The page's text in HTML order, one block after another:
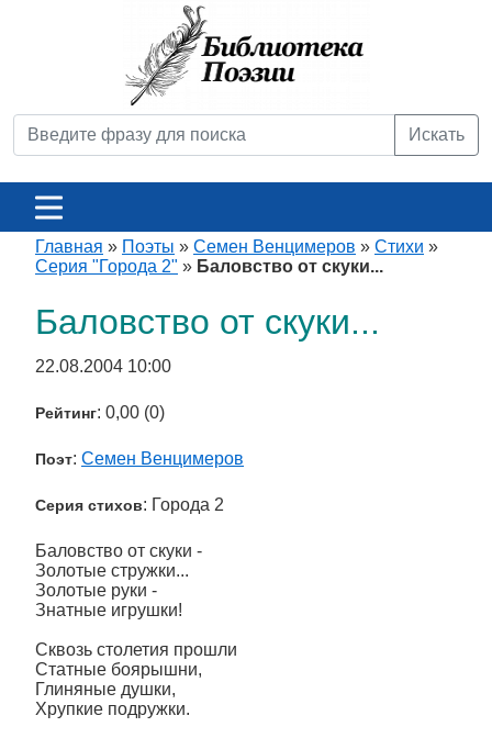
Искать
Главная » Поэты » Семен Венцимеров » Стихи »
Серия "Города 2" » Баловство от скуки...
Баловство от скуки...
22.08.2004 10:00
Рейтинг: 0,00 (0)
Поэт: Семен Венцимеров
Серия стихов: Города 2
Баловство от скуки -
Золотые стружки...
Золотые руки -
Знатные игрушки!
Сквозь столетия прошли
Статные боярышни,
Глиняные душки,
Хрупкие подружки.